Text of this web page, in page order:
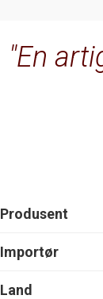
En
Produsent
Importør
Land